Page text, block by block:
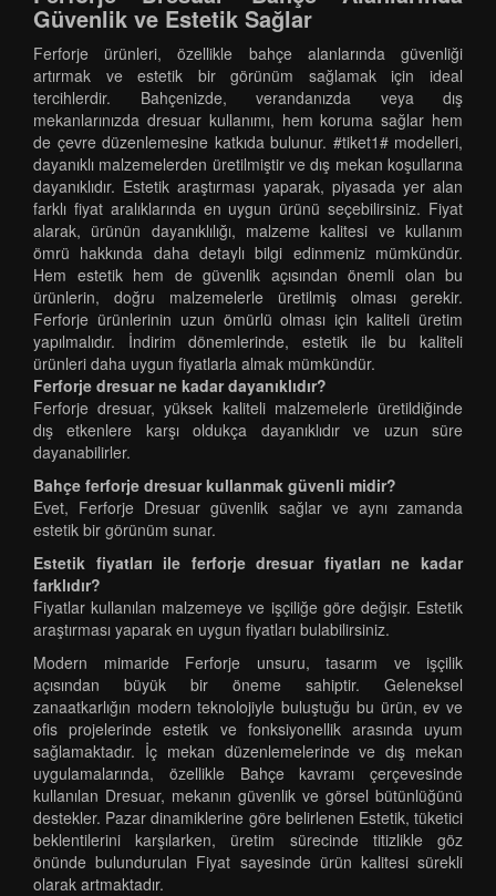
Güvenlik ve Estetik Sağlar
Ferforje ürünleri, özellikle bahçe alanlarında güvenliği
artırmak ve estetik bir görünüm sağlamak için ideal
tercihlerdir. Bahçenizde, verandanızda veya dış
mekanlarınızda dresuar kullanımı, hem koruma sağlar hem
de çevre düzenlemesine katkıda bulunur. #tiket1# modelleri,
dayanıklı malzemelerden üretilmiştir ve dış mekan koşullarına
dayanıklıdır. Estetik araştırması yaparak, piyasada yer alan
farklı fiyat aralıklarında en uygun ürünü seçebilirsiniz. Fiyat
alarak, ürünün dayanıklılığı, malzeme kalitesi ve kullanım
ömrü hakkında daha detaylı bilgi edinmeniz mümkündür.
Hem estetik hem de güvenlik açısından önemli olan bu
ürünlerin, doğru malzemelerle üretilmiş olması gerekir.
Ferforje ürünlerinin uzun ömürlü olması için kaliteli üretim
yapılmalıdır. İndirim dönemlerinde, estetik ile bu kaliteli
ürünleri daha uygun fiyatlarla almak mümkündür.
Ferforje dresuar ne kadar dayanıklıdır?
Ferforje dresuar, yüksek kaliteli malzemelerle üretildiğinde
dış etkenlere karşı oldukça dayanıklıdır ve uzun süre
dayanabilirler.
Bahçe ferforje dresuar kullanmak güvenli midir?
Evet, Ferforje Dresuar güvenlik sağlar ve aynı zamanda
estetik bir görünüm sunar.
Estetik fiyatları ile ferforje dresuar fiyatları ne kadar
farklıdır?
Fiyatlar kullanılan malzemeye ve işçiliğe göre değişir. Estetik
araştırması yaparak en uygun fiyatları bulabilirsiniz.
Modern mimaride Ferforje unsuru, tasarım ve işçilik
açısından büyük bir öneme sahiptir. Geleneksel
zanaatkarlığın modern teknolojiyle buluştuğu bu ürün, ev ve
ofis projelerinde estetik ve fonksiyonellik arasında uyum
sağlamaktadır. İç mekan düzenlemelerinde ve dış mekan
uygulamalarında, özellikle Bahçe kavramı çerçevesinde
kullanılan Dresuar, mekanın güvenlik ve görsel bütünlüğünü
destekler. Pazar dinamiklerine göre belirlenen Estetik, tüketici
beklentilerini karşılarken, üretim sürecinde titizlikle göz
önünde bulundurulan Fiyat sayesinde ürün kalitesi sürekli
olarak artmaktadır.